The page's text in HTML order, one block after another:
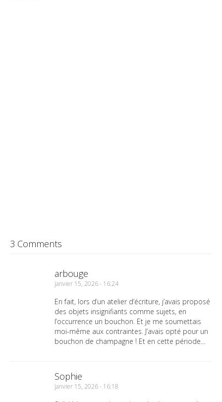
3 Comments
arbouge
janvier 15, 2026 - 16:24
En fait, lors d’un atelier d’écriture, j’avais proposé
des objets insignifiants comme sujets, en
l’occurrence un bouchon. Et je me soumettais
moi-même aux contraintes. J’avais opté pour un
bouchon de champagne ! Et en cette période…
Sophie
janvier 15, 2026 - 16:18